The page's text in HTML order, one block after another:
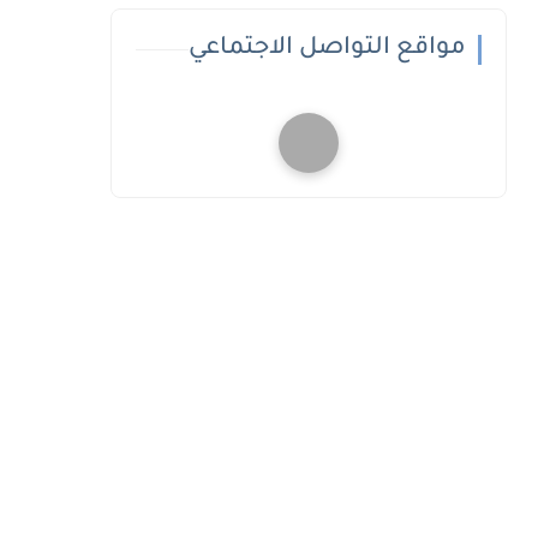
مواقع التواصل الاجتماعي